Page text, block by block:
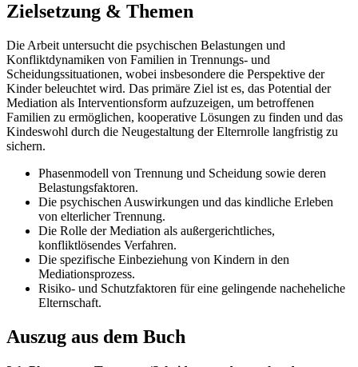
Zielsetzung & Themen
Die Arbeit untersucht die psychischen Belastungen und
Konfliktdynamiken von Familien in Trennungs- und
Scheidungssituationen, wobei insbesondere die Perspektive der
Kinder beleuchtet wird. Das primäre Ziel ist es, das Potential der
Mediation als Interventionsform aufzuzeigen, um betroffenen
Familien zu ermöglichen, kooperative Lösungen zu finden und das
Kindeswohl durch die Neugestaltung der Elternrolle langfristig zu
sichern.
Phasenmodell von Trennung und Scheidung sowie deren
Belastungsfaktoren.
Die psychischen Auswirkungen und das kindliche Erleben
von elterlicher Trennung.
Die Rolle der Mediation als außergerichtliches,
konfliktlösendes Verfahren.
Die spezifische Einbeziehung von Kindern in den
Mediationsprozess.
Risiko- und Schutzfaktoren für eine gelingende nacheheliche
Elternschaft.
Auszug aus dem Buch